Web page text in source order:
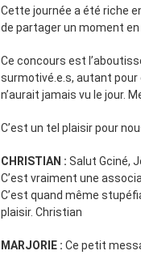
Cette journée a été riche
de partager un moment en
Ce concours est
surmotivé.e.s, autant pour
n’aurait jamais vu le jour.
C’est un tel plaisir pour
CHRISTIAN : Salut Gciné,
C’est vraiment une
C’est quand même
plaisir. Christian
MARJORIE : Ce petit